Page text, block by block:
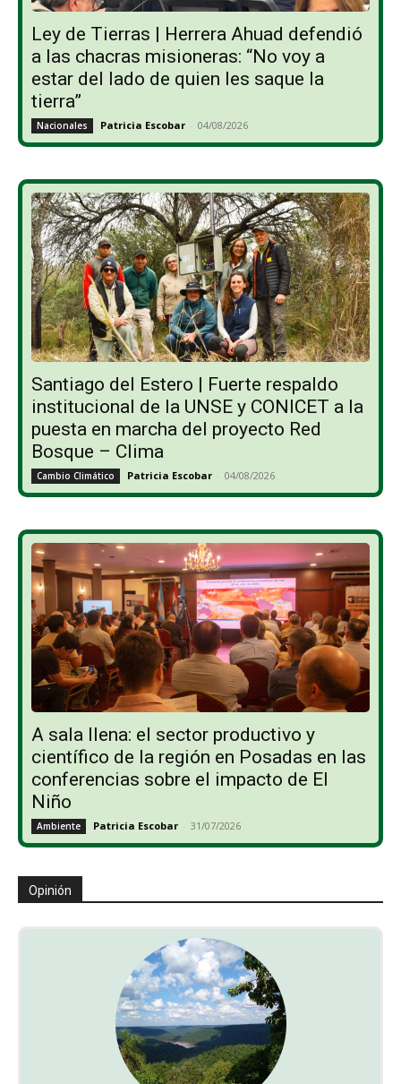
Ley de Tierras | Herrera Ahuad defendió
a las chacras misioneras: “No voy a
estar del lado de quien les saque la
tierra”
Nacionales Patricia Escobar - 04/08/2026
Santiago del Estero | Fuerte respaldo
institucional de la UNSE y CONICET a la
puesta en marcha del proyecto Red
Bosque – Clima
Cambio Climático Patricia Escobar - 04/08/2026
A sala llena: el sector productivo y
científico de la región en Posadas en las
conferencias sobre el impacto de El
Niño
Ambiente Patricia Escobar - 31/07/2026
Opinión